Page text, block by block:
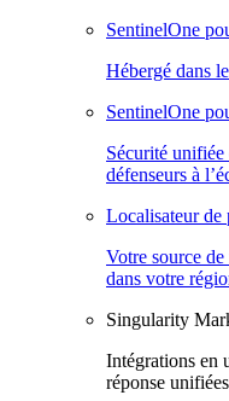
SentinelOne
Hébergé dans
SentinelOne
Sécurité
défenseurs à
Localisateur de
Votre source
dans votre
Singularity
Intégrations en
réponse unifiées